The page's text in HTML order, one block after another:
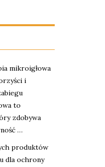
mikroigłowa
i
to
zdobywa
…
produktów
dla ochrony